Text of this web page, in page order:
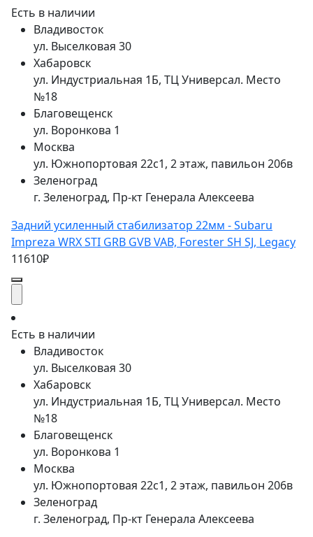
Есть в наличии
Владивосток
ул. Выселковая 30
Хабаровск
ул. Индустриальная 1Б, ТЦ Универсал. Место
№18
Благовещенск
ул. Воронкова 1
Москва
ул. Южнопортовая 22с1, 2 этаж, павильон 206в
Зеленоград
г. Зеленоград, Пр-кт Генерала Алексеева
Задний усиленный стабилизатор 22мм - Subaru
Impreza WRX STI GRB GVB VAB, Forester SH SJ, Legacy
11610₽
Есть в наличии
Владивосток
ул. Выселковая 30
Хабаровск
ул. Индустриальная 1Б, ТЦ Универсал. Место
№18
Благовещенск
ул. Воронкова 1
Москва
ул. Южнопортовая 22с1, 2 этаж, павильон 206в
Зеленоград
г. Зеленоград, Пр-кт Генерала Алексеева